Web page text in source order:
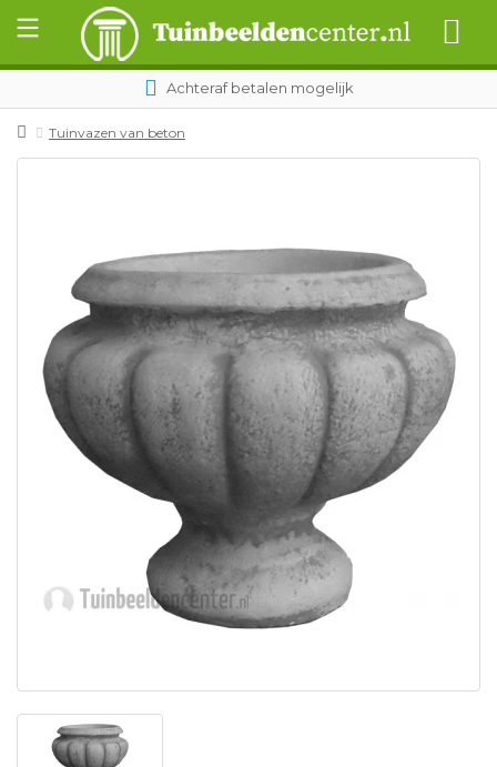
Achteraf betalen mogelijk
Tuinvazen van beton